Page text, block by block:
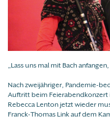
„Lass uns mal mit Bach
Nach zweijähriger, Pandemie-
Auftritt beim Feierabendkonzert
Rebecca Lenton jetzt wieder
Franck-Thomas Link auf dem